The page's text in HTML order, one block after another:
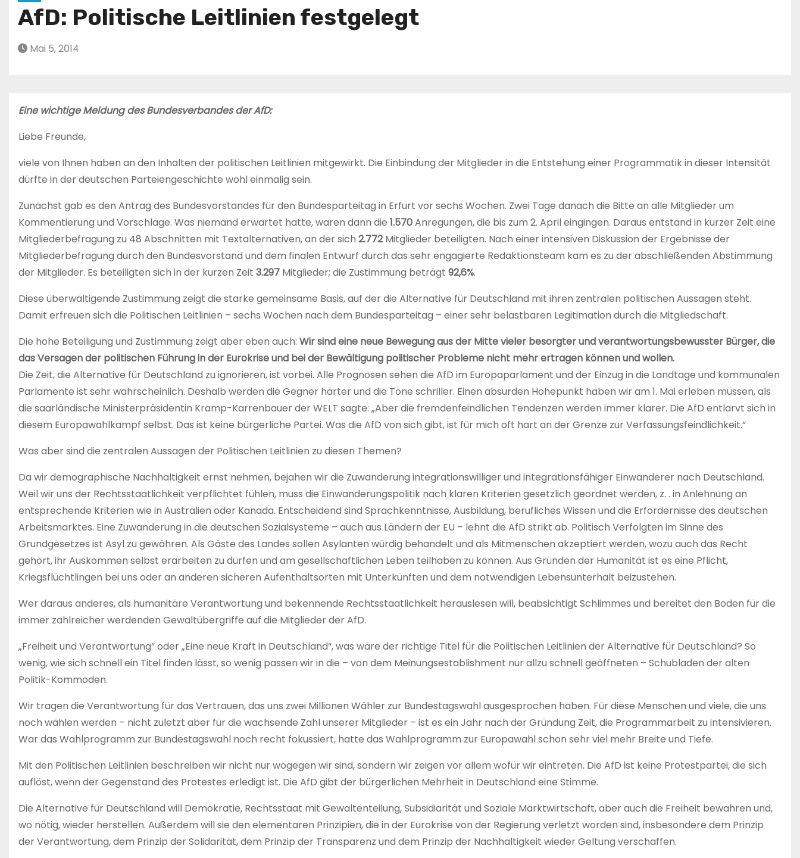
AfD: Politische Leitlinien festgelegt
Mai 5, 2014
Eine wichtige Meldung des Bundesverbandes der AfD:
Liebe Freunde,
viele von Ihnen haben an den Inhalten der politischen Leitlinien mitgewirkt. Die Einbindung der Mitglieder in die Entstehung einer Programmatik in dieser Intensität
dürfte in der deutschen Parteiengeschichte wohl einmalig sein.
Zunächst gab es den Antrag des Bundesvorstandes für den Bundesparteitag in Erfurt vor sechs Wochen. Zwei Tage danach die Bitte an alle Mitglieder um
Kommentierung und Vorschläge. Was niemand erwartet hatte, waren dann die 1.570Anregungen, die bis zum 2. April eingingen. Daraus entstand in kurzer Zeit eine
Mitgliederbefragung zu 48 Abschnitten mit Textalternativen, an der sich 2.772Mitglieder beteiligten. Nach einer intensiven Diskussion der Ergebnisse der
Mitgliederbefragung durch den Bundesvorstand und dem finalen Entwurf durch das sehr engagierte Redaktionsteam kam es zu der abschließenden Abstimmung
der Mitglieder. Es beteiligten sich in der kurzen Zeit 3.297 Mitglieder; die Zustimmung beträgt 92,6%.
Diese überwältigende Zustimmung zeigt die starke gemeinsame Basis, auf der die Alternative für Deutschland mit ihren zentralen politischen Aussagen steht.
Damit erfreuen sich die Politischen Leitlinien – sechs Wochen nach dem Bundesparteitag – einer sehr belastbaren Legitimation durch die Mitgliedschaft.
Die hohe Beteiligung und Zustimmung zeigt aber eben auch: Wir sind eine neue Bewegung aus der Mitte vieler besorgter und verantwortungsbewusster Bürger, die
das Versagen der politischen Führung in der Eurokrise und bei der Bewältigung politischer Probleme nicht mehr ertragen können und wollen.
Die Zeit, die Alternative für Deutschland zu ignorieren, ist vorbei. Alle Prognosen sehen die AfD im Europaparlament und der Einzug in die Landtage und kommunalen
Parlamente ist sehr wahrscheinlich. Deshalb werden die Gegner härter und die Töne schriller. Einen absurden Höhepunkt haben wir am 1. Mai erleben müssen, als
die saarländische Ministerpräsidentin Kramp-Karrenbauer der WELT sagte: „Aber die fremdenfeindlichen Tendenzen werden immer klarer. Die AfD entlarvt sich in
diesem Europawahlkampf selbst. Das ist keine bürgerliche Partei. Was die AfD von sich gibt, ist für mich oft hart an der Grenze zur Verfassungsfeindlichkeit.“
Was aber sind die zentralen Aussagen der Politischen Leitlinien zu diesen Themen?
Da wir demographische Nachhaltigkeit ernst nehmen, bejahen wir die Zuwanderung integrationswilliger und integrationsfähiger Einwanderer nach Deutschland.
Weil wir uns der Rechtsstaatlichkeit verpflichtet fühlen, muss die Einwanderungspolitik nach klaren Kriterien gesetzlich geordnet werden, z. . in Anlehnung an
entsprechende Kriterien wie in Australien oder Kanada. Entscheidend sind Sprachkenntnisse, Ausbildung, berufliches Wissen und die Erfordernisse des deutschen
Arbeitsmarktes. Eine Zuwanderung in die deutschen Sozialsysteme – auch aus Ländern der EU – lehnt die AfD strikt ab. Politisch Verfolgten im Sinne des
Grundgesetzes ist Asyl zu gewähren. Als Gäste des Landes sollen Asylanten würdig behandelt und als Mitmenschen akzeptiert werden, wozu auch das Recht
gehört, ihr Auskommen selbst erarbeiten zu dürfen und am gesellschaftlichen Leben teilhaben zu können. Aus Gründen der Humanität ist es eine Pflicht,
Kriegsflüchtlingen bei uns oder an anderen sicheren Aufenthaltsorten mit Unterkünften und dem notwendigen Lebensunterhalt beizustehen.
Wer daraus anderes, als humanitäre Verantwortung und bekennende Rechtsstaatlichkeit herauslesen will, beabsichtigt Schlimmes und bereitet den Boden für die
immer zahlreicher werdenden Gewaltübergriffe auf die Mitglieder der AfD.
„Freiheit und Verantwortung“ oder „Eine neue Kraft in Deutschland“, was wäre der richtige Titel für die Politischen Leitlinien der Alternative für Deutschland? So
wenig, wie sich schnell ein Titel finden lässt, so wenig passen wir in die – von dem Meinungsestablishment nur allzu schnell geöffneten – Schubladen der alten
Politik-Kommoden.
Wir tragen die Verantwortung für das Vertrauen, das uns zwei Millionen Wähler zur Bundestagswahl ausgesprochen haben. Für diese Menschen und viele, die uns
noch wählen werden – nicht zuletzt aber für die wachsende Zahl unserer Mitglieder – ist es ein Jahr nach der Gründung Zeit, die Programmarbeit zu intensivieren.
War das Wahlprogramm zur Bundestagswahl noch recht fokussiert, hatte das Wahlprogramm zur Europawahl schon sehr viel mehr Breite und Tiefe.
Mit den Politischen Leitlinien beschreiben wir nicht nur wogegen wir sind, sondern wir zeigen vor allem wofür wir eintreten. Die AfD ist keine Protestpartei, die sich
auflöst, wenn der Gegenstand des Protestes erledigt ist. Die AfD gibt der bürgerlichen Mehrheit in Deutschland eine Stimme.
Die Alternative für Deutschland will Demokratie, Rechtsstaat mit Gewaltenteilung, Subsidiarität und Soziale Marktwirtschaft, aber auch die Freiheit bewahren und,
wo nötig, wieder herstellen. Außerdem will sie den elementaren Prinzipien, die in der Eurokrise von der Regierung verletzt worden sind, insbesondere dem Prinzip
der Verantwortung, dem Prinzip der Solidarität, dem Prinzip der Transparenz und dem Prinzip der Nachhaltigkeit wieder Geltung verschaffen.